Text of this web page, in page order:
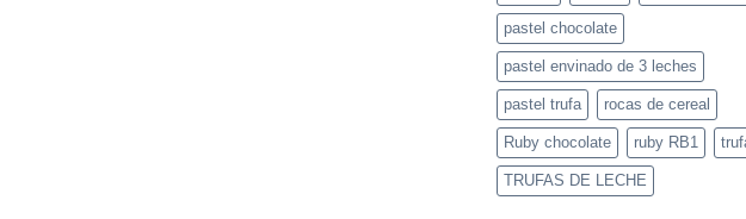
pastel chocolate
pastel envinado de 3 leches
pastel trufa rocas de cereal
Ruby chocolate ruby RB1
TRUFAS DE LECHE